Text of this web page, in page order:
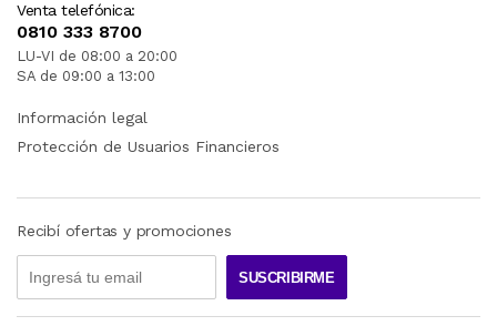
Venta telefónica:
0810 333 8700
LU-VI de 08:00 a 20:00
SA de 09:00 a 13:00
Información legal
Protección de Usuarios Financieros
Recibí ofertas y promociones
SUSCRIBIRME